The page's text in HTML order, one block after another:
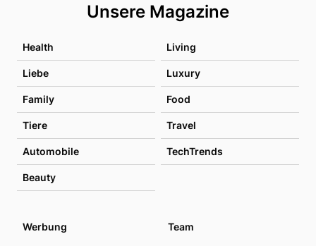
Unsere Magazine
Health Living
Liebe Luxury
Family Food
Tiere Travel
Automobile TechTrends
Beauty
Werbung
Team